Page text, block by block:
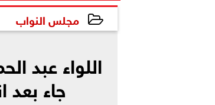
مجلس النواب
اللواء عبد
جاء بعد